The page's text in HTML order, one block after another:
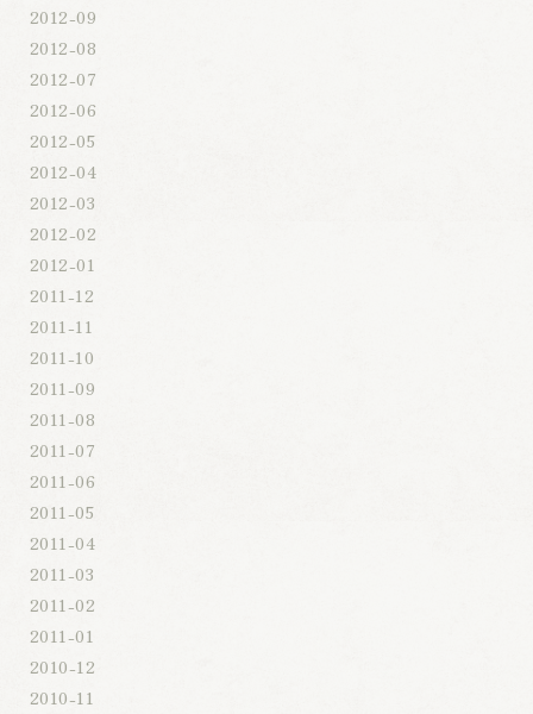
2012-09
2012-08
2012-07
2012-06
2012-05
2012-04
2012-03
2012-02
2012-01
2011-12
2011-11
2011-10
2011-09
2011-08
2011-07
2011-06
2011-05
2011-04
2011-03
2011-02
2011-01
2010-12
2010-11